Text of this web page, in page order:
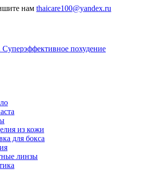
нам thaicare100@yandex.ru
похудение
из кожи
для бокса
линзы